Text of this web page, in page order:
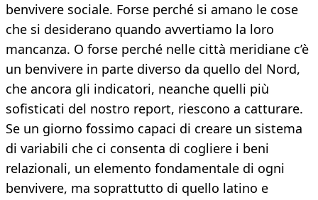
benvivere sociale. Forse perché si amano le cose
che si desiderano quando avvertiamo la loro
mancanza. O forse perché nelle città meridiane c’è
un benvivere in parte diverso da quello del Nord,
che ancora gli indicatori, neanche quelli più
sofisticati del nostro report, riescono a catturare.
Se un giorno fossimo capaci di creare un sistema
di variabili che ci consenta di cogliere i beni
relazionali, un elemento fondamentale di ogni
benvivere, ma soprattutto di quello latino e